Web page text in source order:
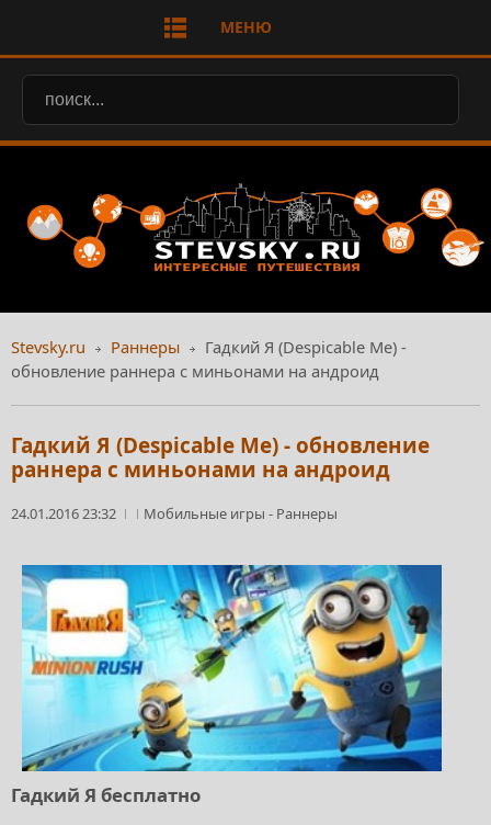
МЕНЮ
Stevsky.ru Раннеры
Гадкий Я (Despicable Me) -
обновление раннера с миньонами на андроид
Гадкий Я (Despicable Me) - обновление
раннера с миньонами на андроид
24.01.2016 23:32 Мобильные игры - Раннеры
Гадкий Я бесплатно